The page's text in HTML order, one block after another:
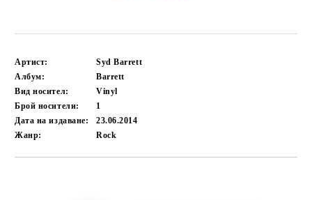
Артист:
Syd Barrett
Албум:
Barrett
Вид носител:
Vinyl
Брой носители:
1
Дата на издаване:
23.06.2014
Жанр:
Rock